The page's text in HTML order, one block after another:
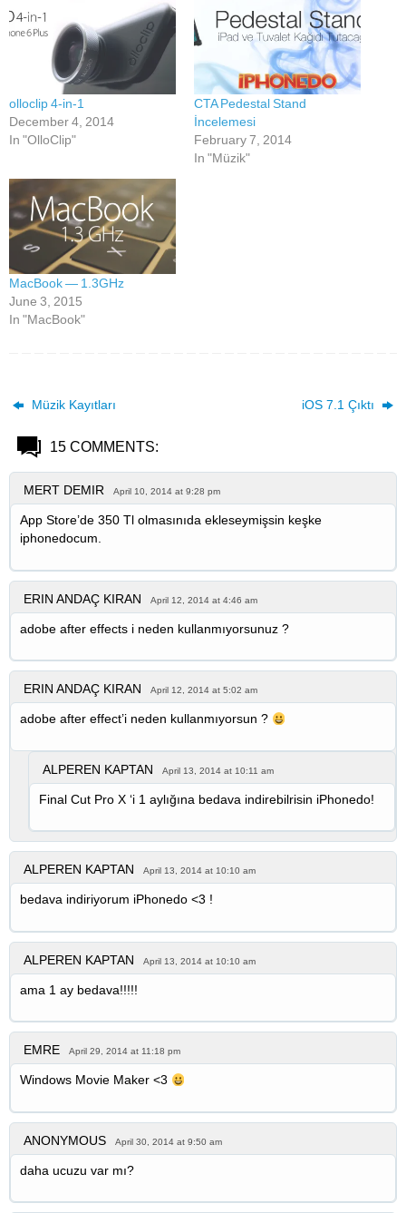
olloclip 4-in-1
December 4, 2014
In "OlloClip"
CTA Pedestal Stand
İncelemesi
February 7, 2014
In "Müzik"
MacBook — 1.3GHz
June 3, 2015
In "MacBook"
Müzik Kayıtları iOS 7.1 Çıktı
15 COMMENTS:
MERT DEMIR April 10, 2014 at 9:28 pm
App Store’de 350 Tl olmasınıda ekleseymişsin keşke
iphonedocum.
ERIN ANDAÇ KIRAN April 12, 2014 at 4:46 am
adobe after effects i neden kullanmıyorsunuz ?
ERIN ANDAÇ KIRAN April 12, 2014 at 5:02 am
adobe after effect’i neden kullanmıyorsun ?
ALPEREN KAPTAN April 13, 2014 at 10:11 am
Final Cut Pro X ‘i 1 aylığına bedava indirebilrisin iPhonedo!
ALPEREN KAPTAN April 13, 2014 at 10:10 am
bedava indiriyorum iPhonedo <3 !
ALPEREN KAPTAN April 13, 2014 at 10:10 am
ama 1 ay bedava!!!!!
EMRE April 29, 2014 at 11:18 pm
Windows Movie Maker <3
ANONYMOUS April 30, 2014 at 9:50 am
daha ucuzu var mı?